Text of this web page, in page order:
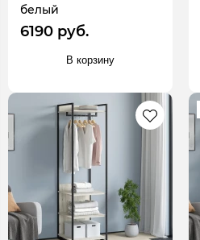
белый
6190 руб.
В корзину